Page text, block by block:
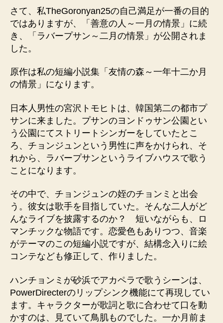
作
目
は
分
作？
の
さて、私TheGoronyan25の自己満足が一番の目的
ではありますが、「善意の人～一月の情景」に続
き、「ラバープサン～二月の情景」が公開されま
した。
原作は私の短編小説集「友情の森～一年十二か月
の情景」になります。
日本人男性の宮沢トモヒトは、韓国第二の都市プ
サンに来ました。プサンのヨンドゥサン公園とい
う公園にてストリートシンガーをしていたとこ
ろ、チョンジュンという男性に声をかけられ、そ
れから、ラバープサンというライブハウスで歌う
ことになります。
その中で、チョンジュンの姪のチョンミと出会
う。彼女は歌手を目指していた。そんな二人がど
んなライブを披露するのか？ 短いながらも、ロ
マンチックな物語です。恋愛色もありつつ、音楽
がテーマのこの短編小説ですが、結構念入りに絵
コンテなども修正して、作りました。
ハンチョンミが砂浜でアカペラで歌うシーンは、
PowerDirecterのリップシンク機能にて再現してい
ます。キャラクターが歌詞と歌に合わせて口を動
かすのは、見ていて鳥肌ものでした。一か月前ま